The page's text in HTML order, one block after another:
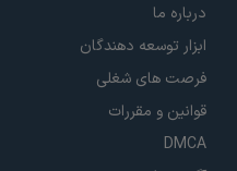
درباره ما
ابزار توسعه دهندگان
فرصت های شغلی
قوانین و مقررات
DMCA